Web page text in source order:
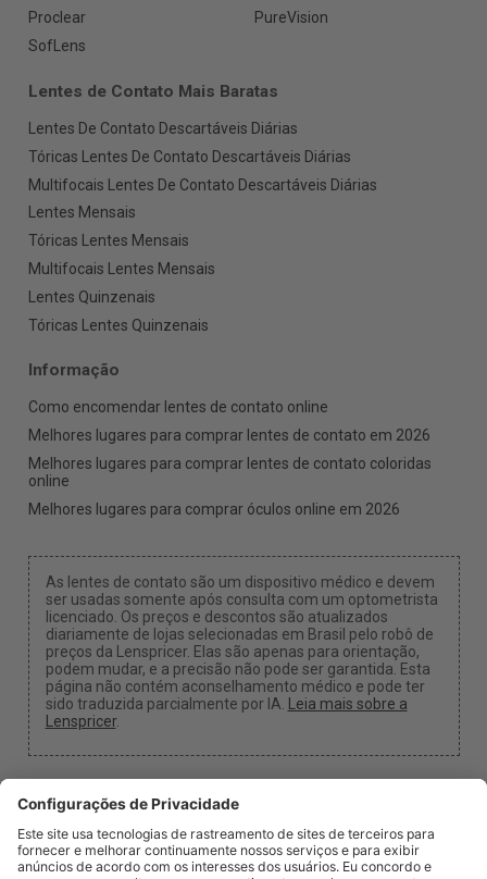
Proclear
PureVision
SofLens
Lentes de Contato Mais Baratas
Lentes De Contato Descartáveis Diárias
Tóricas Lentes De Contato Descartáveis Diárias
Multifocais Lentes De Contato Descartáveis Diárias
Lentes Mensais
Tóricas Lentes Mensais
Multifocais Lentes Mensais
Lentes Quinzenais
Tóricas Lentes Quinzenais
Informação
Como encomendar lentes de contato online
Melhores lugares para comprar lentes de contato em 2026
Melhores lugares para comprar lentes de contato coloridas
online
Melhores lugares para comprar óculos online em 2026
As lentes de contato são um dispositivo médico e devem
ser usadas somente após consulta com um optometrista
licenciado. Os preços e descontos são atualizados
diariamente de lojas selecionadas em Brasil pelo robô de
preços da Lenspricer. Elas são apenas para orientação,
podem mudar, e a precisão não pode ser garantida. Esta
página não contém aconselhamento médico e pode ter
sido traduzida parcialmente por IA. Leia mais sobre a
Lenspricer.
Configurações de Cookies